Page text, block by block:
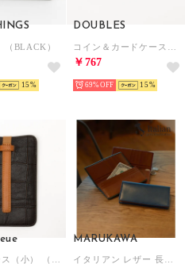
（BLACK）
15
DOUBLES
￥767
69% 15
MARUKAWA